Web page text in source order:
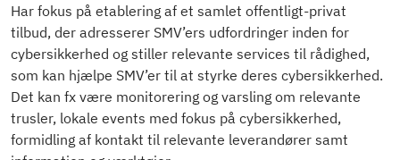
Har fokus på etablering af et samlet offentligt-privat
tilbud, der adresserer SMV’ers udfordringer inden for
cybersikkerhed og stiller relevante services til rådighed,
som kan hjælpe SMV’er til at styrke deres cybersikkerhed.
Det kan fx være monitorering og varsling om relevante
trusler, lokale events med fokus på cybersikkerhed,
formidling af kontakt til relevante leverandører samt